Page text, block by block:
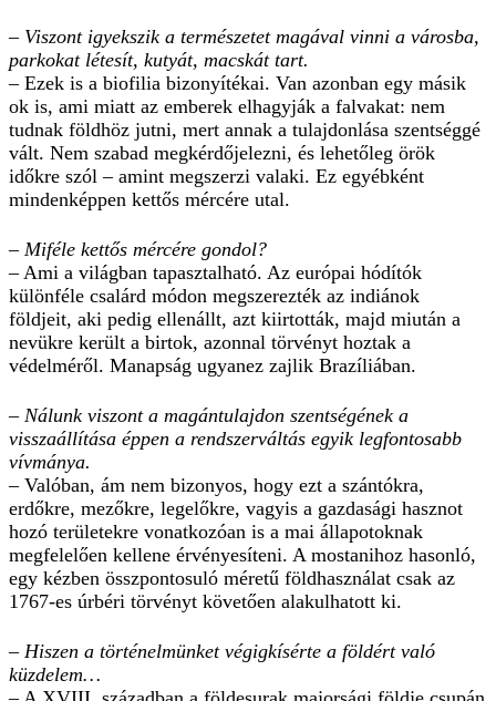
– Viszont igyekszik a természetet magával vinni a városba,
parkokat létesít, kutyát, macskát tart.
– Ezek is a biofilia bizonyítékai. Van azonban egy másik
ok is, ami miatt az emberek elhagyják a falvakat: nem
tudnak földhöz jutni, mert annak a tulajdonlása szentséggé
vált. Nem szabad megkérdőjelezni, és lehetőleg örök
időkre szól – amint megszerzi valaki. Ez egyébként
mindenképpen kettős mércére utal.
– Miféle kettős mércére gondol?
– Ami a világban tapasztalható. Az európai hódítók
különféle csalárd módon megszerezték az indiánok
földjeit, aki pedig ellenállt, azt kiirtották, majd miután a
nevükre került a birtok, azonnal törvényt hoztak a
védelméről. Manapság ugyanez zajlik Brazíliában.
– Nálunk viszont a magántulajdon szentségének a
visszaállítása éppen a rendszerváltás egyik legfontosabb
vívmánya.
– Valóban, ám nem bizonyos, hogy ezt a szántókra,
erdőkre, mezőkre, legelőkre, vagyis a gazdasági hasznot
hozó területekre vonatkozóan is a mai állapotoknak
megfelelően kellene érvényesíteni. A mostanihoz hasonló,
egy kézben összpontosuló méretű földhasználat csak az
1767-es úrbéri törvényt követően alakulhatott ki.
– Hiszen a történelmünket végigkísérte a földért való
küzdelem…